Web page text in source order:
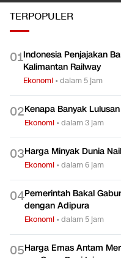
Ekonomi
TERPOPULER
0 1
Kalimantan Railway
Ekonomi•dalam 5 jam
02Kenapa Banyak
Ekonomi •dalam 3 jam
03Harga Minyak Dunia
Ekonomi•dalam 6 jam
04
dengan Adipura